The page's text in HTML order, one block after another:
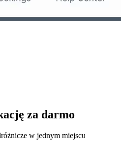
za darmo
w jednym miejscu